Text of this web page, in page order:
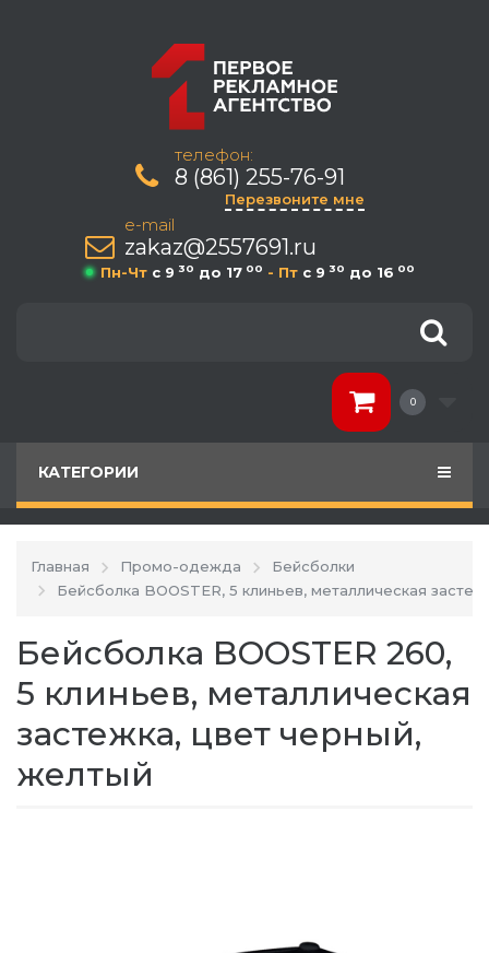
телефон:
8 (861) 255-76-91
Перезвоните мне
e-mail
zakaz@2557691.ru
Пн-Чт c 9 30 до 17 00 - Пт c 9 30 до 16 00
0
КАТЕГОРИИ
Главная Промо-одежда
Бейсболки
Бейсболка BOOSTER, 5 клиньев, металлическая
Бейсболка BOOSTER 260,
5 клиньев, металлическая
застежка, цвет черный,
желтый